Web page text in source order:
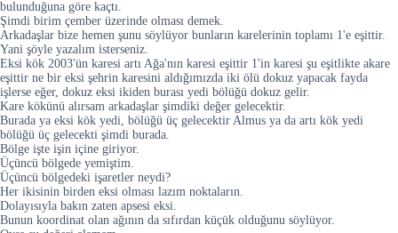
bulunduğuna göre kaçtı.
Şimdi birim çember üzerinde olması demek.
Arkadaşlar bize hemen şunu söylüyor bunların karelerinin toplamı 1'e eşittir.
Yani şöyle yazalım isterseniz.
Eksi kök 2003'ün karesi artı Ağa'nın karesi eşittir 1'in karesi şu eşitlikte akare
eşittir ne bir eksi şehrin karesini aldığımızda iki ölü dokuz yapacak fayda
işlerse eğer, dokuz eksi ikiden burası yedi bölüğü dokuz gelir.
Kare kökünü alırsam arkadaşlar şimdiki değer gelecektir.
Burada ya eksi kök yedi, bölüğü üç gelecektir Almus ya da artı kök yedi
bölüğü üç gelecekti şimdi burada.
Bölge işte işin içine giriyor.
Üçüncü bölgede yemiştim.
Üçüncü bölgedeki işaretler neydi?
Her ikisinin birden eksi olması lazım noktaların.
Dolayısıyla bakın zaten apsesi eksi.
Bunun koordinat olan ağının da sıfırdan küçük olduğunu söylüyor.